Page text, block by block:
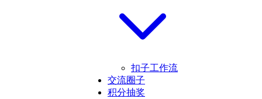
扣子工作流
交流圈子
积分抽奖